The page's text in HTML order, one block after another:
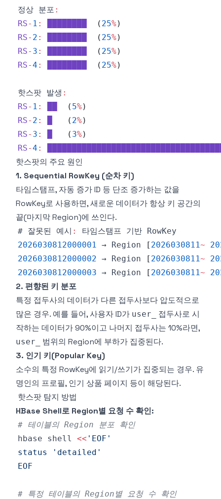
정상 분포 :
RS- 1 : ( 25%)
RS- 2 : ( 25%)
RS- 3 : ( 25%)
RS-4 : ( 25%)
핫스팟 발생 :
RS- 1 : ( 5%)
RS- 2 : ( 2%)
RS- 3 : ( 3%)
RS-4 :
핫스팟의 주요 원인
1. Sequential RowKey (순차 키)
타임스탬프, 자동 증가 ID 등 단조 증가하는 값을
RowKey로 사용하면, 새로운 데이터가 항상 키 공간의
끝(마지막 Region)에 쓰인다.
# 잘못된 예시 : 타임스탬프 기반 RowKey
2026030812000001 → Region [ 2026030811~
2026030812000002 → Region [ 2026030811~
2026030812000003 → Region [ 2026030811~
2. 편향된 키 분포
특정 접두사의 데이터가 다른 접두사보다 압도적으로
많은 경우. 예를 들어, 사용자 ID가 user_
접두사로 시
작하는 데이터가 90%이고 나머지 접두사는 10%라면,
user_
범위의 Region에 부하가 집중된다.
3. 인기 키(Popular Key)
소수의 특정 RowKey에 읽기/쓰기가 집중되는 경우. 유
명인의 프로필, 인기 상품 페이지 등이 해당된다.
핫스팟 탐지 방법
HBase Shell로 Region별 요청 수 확인:
# 테이블의 Region 분포 확인
hbase shell <<
EOF
# 특정 테이블의 Region별 요청 수 확인